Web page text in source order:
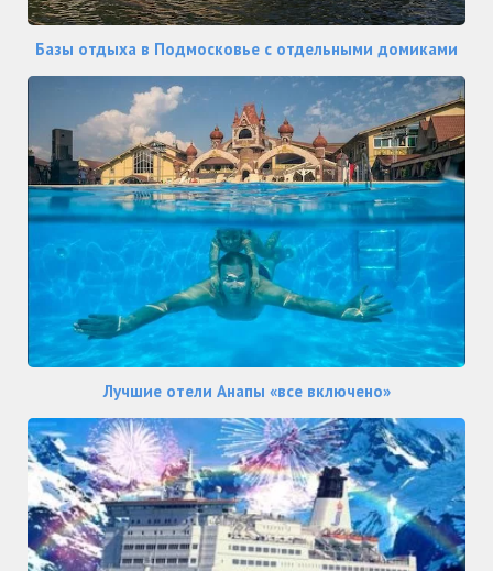
Базы отдыха в Подмосковье с отдельными домиками
Лучшие отели Анапы «все включено»